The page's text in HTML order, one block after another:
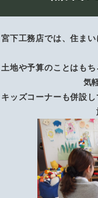
宮下工務店では、住ま
土地や予算のことはも
気
キッズコーナーも併設